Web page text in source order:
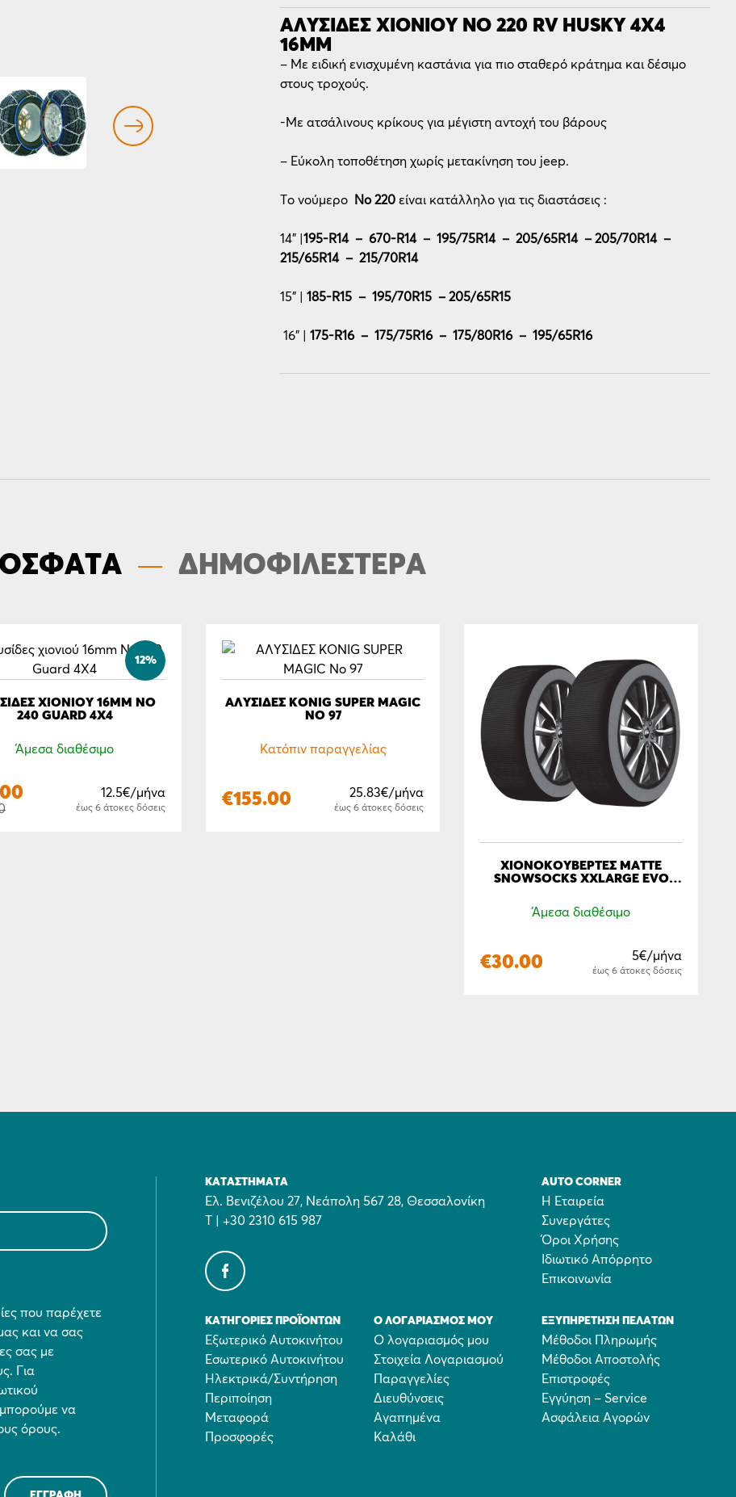
ΑΛΥΣΊΔΕΣ ΧΙΟΝΙΟΎ ΝΟ 220 RV HUSKY 4Χ4
16MM
– Με ειδική ενισχυμένη καστάνια για πιο σταθερό κράτημα και δέσιμο
στους τροχούς.
-Με ατσάλινους κρίκους για μέγιστη αντοχή του βάρους
– Εύκολη τοποθέτηση χωρίς μετακίνηση του jeep.
Το νούμερο Νο 220είναι κατάλληλο για τις διαστάσεις :
14” | 195-R14 – 670-R14 – 195/75R14 – 205/65R14 – 205/70R14 –
215/65R14 – 215/70R14
15” | 185-R15 – 195/70R15 – 205/65R15
16” | 175-R16 – 175/75R16 – 175/80R16 – 195/65R16
ΔΗΜΟΦΙΛΕΣΤΕΡΑ
ΧΙΟΝΙΟΎ 16MM ΝΟ
240 GUARD 4Χ4
Άμεσα διαθέσιμο
12.5€/μήνα
έως 6 άτοκες δόσεις
12%
ΑΛΥΣΙΔΕΣ KONIG SUPER MAGIC
ΝΟ 97
Κατόπιν παραγγελίας
€155.00 25.83€/μήνα
έως 6 άτοκες δόσεις
ΧΙΟΝΟΚΟΥΒΈΡΤΕΣ MATTE
SNOWSOCKS XXLARGE EVO
Άμεσα διαθέσιμο
€30.00 5€/μήνα
έως 6 άτοκες δόσεις
που παρέχετε
και να σας
σας με
Για
να
όρους.
ΚΑΤΑΣΤΉΜΑΤΑ
Ελ. Βενιζέλου 27, Νεάπολη 567 28, Θεσσαλονίκη
Τ | +30 2310 615 987
AUTO CORNER
Η Εταιρεία
Συνεργάτες
Όροι Χρήσης
Ιδιωτικό Απόρρητο
Επικοινωνία
ΚΑΤΗΓΟΡΊΕΣ ΠΡΟΪΌΝΤΩΝ
Εξωτερικό Αυτοκινήτου
Εσωτερικό Αυτοκινήτου
Ηλεκτρικά/Συντήρηση
Περιποίηση
Μεταφορά
Προσφορές
Ο ΛΟΓΑΡΙΑΣΜΌΣ ΜΟΥ
Ο λογαριασμός μου
Στοιχεία Λογαριασμού
Παραγγελίες
Διευθύνσεις
Αγαπημένα
Καλάθι
ΕΞΥΠΗΡΈΤΗΣΗ ΠΕΛΑΤΏΝ
Μέθοδοι Πληρωμής
Μέθοδοι Αποστολής
Επιστροφές
Εγγύηση – Service
Ασφάλεια Αγορών